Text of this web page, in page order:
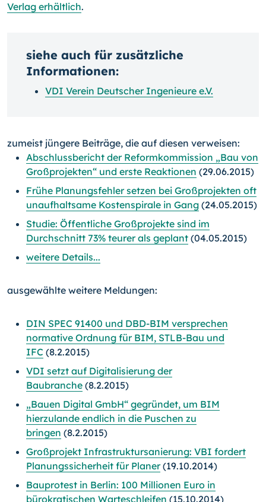
Verlag erhältlich.
siehe auch für zusätzliche
Informationen:
VDI Verein Deutscher Ingenieure e.V.
zumeist jüngere Beiträge, die auf diesen verweisen:
Abschlussbericht der Reformkommission „Bau von
Großprojekten“ und erste Reaktionen (29.06.2015)
Frühe Planungsfehler setzen bei Großprojekten oft
unaufhaltsame Kostenspirale in Gang (24.05.2015)
Studie: Öffentliche Großprojekte sind im
Durchschnitt 73% teurer als geplant (04.05.2015)
weitere Details...
ausgewählte weitere Meldungen:
DIN SPEC 91400 und DBD-BIM versprechen
normative Ordnung für BIM, STLB-Bau und
IFC (8.2.2015)
VDI setzt auf Digitalisierung der
Baubranche (8.2.2015)
„Bauen Digital GmbH“ gegründet, um BIM
hierzulande endlich in die Puschen zu
bringen (8.2.2015)
Großprojekt Infrastruktursanierung: VBI fordert
Planungssicherheit für Planer(19.10.2014)
Bauprotest in Berlin: 100 Millionen Euro in
bürokratischen Warteschleifen (15.10.2014)